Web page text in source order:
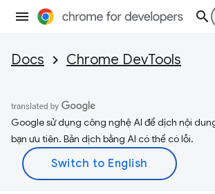
Docs Chrome DevTools
Google sử dụng công nghệ AI để dịch nội
bạn ưu tiên. Bản dịch bằng AI có thể có lỗi.